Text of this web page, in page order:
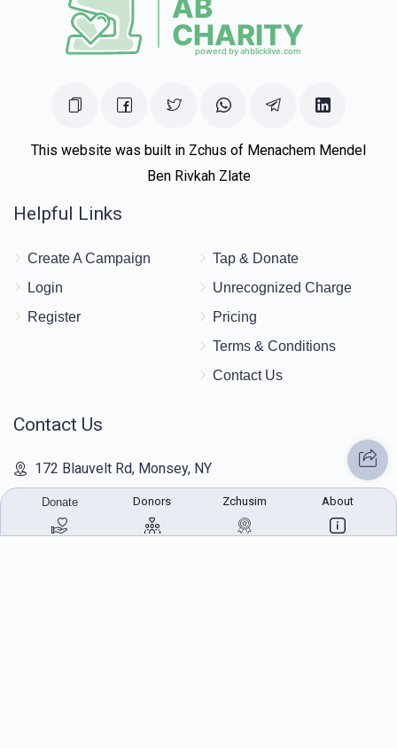
This website was built in Zchus of Menachem Mendel
Ben Rivkah Zlate
Helpful Links
Create A Campaign
Login
Register
Tap & Donate
Unrecognized Charge
Pricing
Terms & Conditions
Contact Us
Contact Us
172 Blauvelt Rd, Monsey, NY
(212) 239-8923
info@abcharity.org
Donate Donors Zchusim About